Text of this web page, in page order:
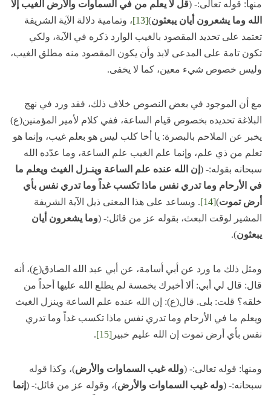
منها: قوله تعالى:- (قل لا يعلم من في السماوات والأرض الغيب إلا
الله وما يشعرون أيان يبعثون)
[13]
، وتمامية دلالة الآية الشريفة
تعتمد على تحديد المقصود بالغيب الوارد ذكره في الآية، ولكي
تكون تامة على المدعى لابد وأن يكون المقصود منه مطلق الغيب،
وليس خصوص شيء معين، كما لا يخفى.
مع أن الموجود في بعض النصوص خلاف ذلك، فقد ورد في نهج
البلاغة تحديده بخصوص قيام الساعة، ففي كلام لأمير المؤمنين(ع)
يخبر عن الملاحم بالبصرة: يا أخا كلب ليس هو بعلم غيب، وإنما هو
تعلم من ذي علم، وإنما علم الغيب علم الساعة، وما عدّده الله
سبحانه بقوله:- ( إن الله عنده علم الساعة وينـزل الغيث ويعلم ما
في الأرحام وما تدري نفس ماذا تكسب غداً وما تدري نفس بأي
أرض تموت)
[14]
. ويساعد على هذا المعنى ذيل الآية الشريفة
المشير لوقت البعث، بقوله عز من قائل:- (وما يشعرون أيان
يبعثون).
ومثل ذلك ما ورد عن أبي أسامة، عن أبي عبد الله الصادق(ع)، أنه
قال: قال لي أبي: ألا أخبرك بخمسة لم يطلع الله عليها أحداً من
خلقه؟ قلت: بلى. قال(ع): إن الله عنده علم الساعة وينزل الغيث
ويعلم ما في الأرحام وما تدري نفس ماذا تكسب غداً وما تدري
نفس بأي أرض تموت إن الله عليم خبير [15]
.
ومنها: قوله تعالى:- (ولله غيب السماوات والأرض)، وكذا قوله
سبحانه:- (وله غيب السماوات والأرض)، وقوله عز من قائل:- ( إنما